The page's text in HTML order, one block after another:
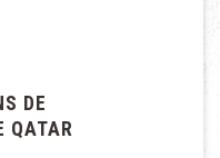
DE
QATAR